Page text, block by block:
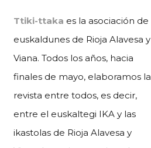
Ttiki-ttaka es la asociación de
euskaldunes de Rioja Alavesa y
Viana. Todos los años, hacia
finales de mayo, elaboramos la
revista entre todos, es decir,
entre el euskaltegi IKA y las
ikastolas de Rioja Alavesa y